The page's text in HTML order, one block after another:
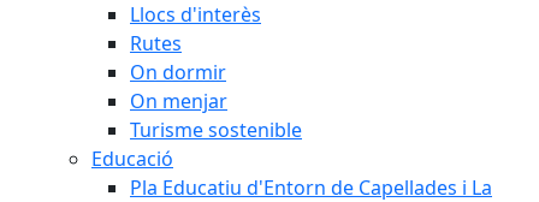
Llocs d'interès
Rutes
On dormir
On menjar
Turisme sostenible
Educació
Pla Educatiu d'Entorn de Capellades i La